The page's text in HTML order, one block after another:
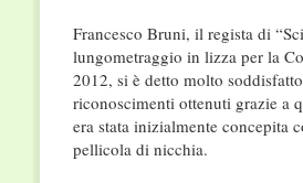
Francesco Bruni, il regista di
lungometraggio in lizza per la
2012, si è detto molto
riconoscimenti ottenuti grazie a
era stata inizialmente concepita
pellicola di nicchia.